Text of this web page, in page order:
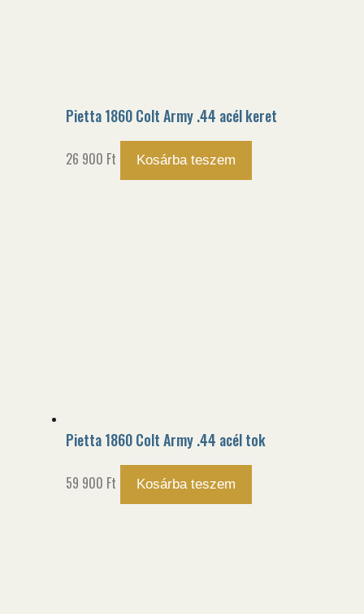
Pietta 1860 Colt Army .44 acél keret
26 900 Ft Kosárba teszem
Pietta 1860 Colt Army .44 acél tok
59 900 Ft Kosárba teszem